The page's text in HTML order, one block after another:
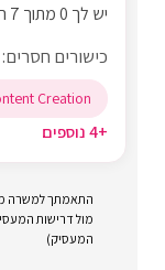
יש לך 0 מתוך 7 הכישורים הנדרשים
כישורים חסרים:
Creation
+4 נוספים
התאמתך למשרה
מול דרישות
המעסיק)